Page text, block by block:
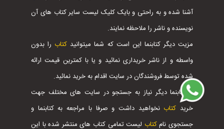
آشنا شده و به راحتی و بایک کلیک لیست سایر کتاب های آن
نویسنده و ناشر را ملاحظه نمایند.
مزیت دیگر کتابنما این است که شما میتوانید کتاب را بدون
واسطه و از ناشر خریداری نمائید و یا با کمترین قیمت ارائه
شده توسط فروشندگان در سایت اقدام به خرید نمائید.
با کتابنما دیگر نیاز به جستجو در سایت های مختلف جهت
خرید کتابنخواهید داشت و صرفا با مراجعه به کتابنما و
جستجوی نامکتاب لیست تمامی کتاب های منتشر شده با این